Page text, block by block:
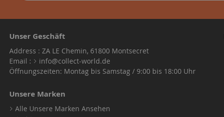
Unser Geschäft
Address : ZA LE Chemin, 61800 Montsecret
Email :
info@collect-world.de
Öffnungszeiten: Montag bis Samstag / 9:00 bis 18:00 Uhr
Unsere Marken
Alle Unsere Marken Ansehen